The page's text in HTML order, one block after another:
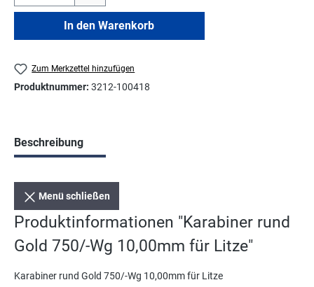
In den Warenkorb
Zum Merkzettel hinzufügen
Produktnummer: 3212-100418
Beschreibung
Menü schließen
Produktinformationen "Karabiner rund
Gold 750/-Wg 10,00mm für Litze"
Karabiner rund Gold 750/-Wg 10,00mm für Litze